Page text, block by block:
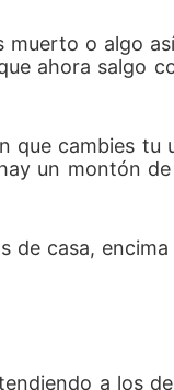
o algo
ahora salgo
cambies
un montón
de casa,
a los